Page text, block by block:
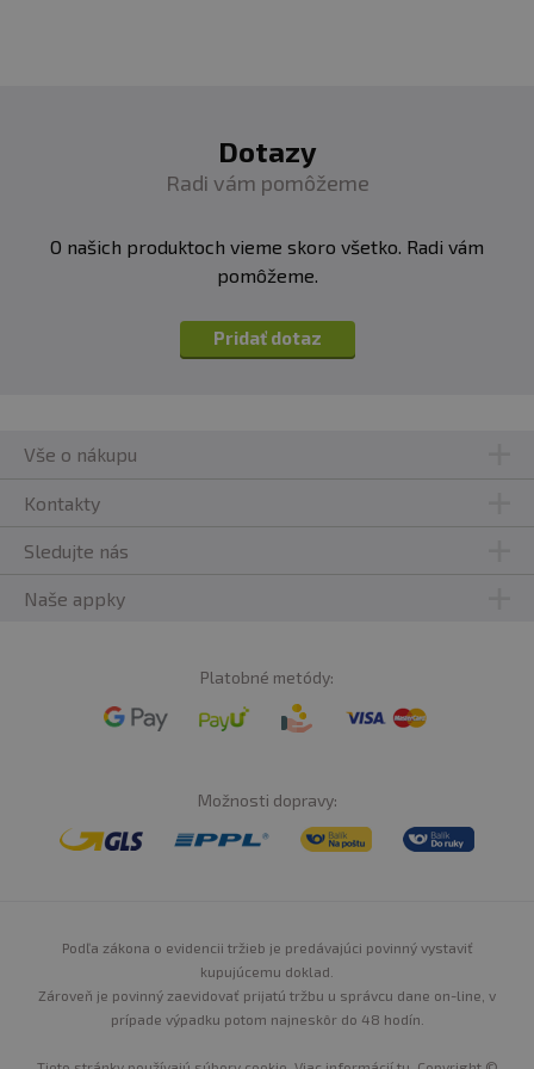
Dotazy
Radi vám pomôžeme
O našich produktoch vieme skoro všetko. Radi vám
pomôžeme.
Pridať dotaz
Vše o nákupu
Kontakty
Sledujte nás
Naše appky
Platobné metódy:
Možnosti dopravy:
Podľa zákona o evidencii tržieb je predávajúci povinný vystaviť
kupujúcemu doklad.
Zároveň je povinný zaevidovať prijatú tržbu u správcu dane on-line, v
prípade výpadku potom najneskôr do 48 hodín.